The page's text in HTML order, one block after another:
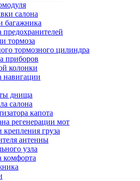
салона
багажника
тормоза
тормозного цилиндра
приборов
колонки
навигации
днища
салона
капота
регенерации мот
груза
антенны
узла
комфорта